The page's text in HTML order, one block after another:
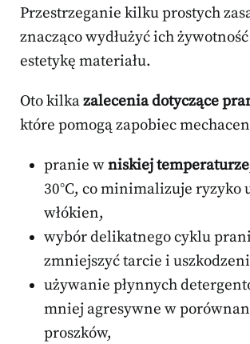
Przestrzeganie kilku prostych
znacząco wydłużyć ich
estetykę materiału.
Oto kilkazalecenia dotyczące
które pomogą zapobiec
pranie wniskiej temperaturze
30°C, co minimalizuje ryzyko
włókien,
wybór delikatnego cyklu
zmniejszyć tarcie i
używanie płynnych
mniej agresywne w
proszków,